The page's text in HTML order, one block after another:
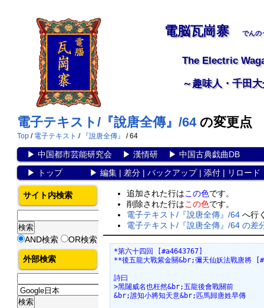
電脳瓦崗寨 でんの
The Electric
～趣味人・千田
電子テキスト/『說唐全傳』/64の変更点
Top / 電子テキスト / 『說唐全傳』 / 64
▶ 中国都市芸能研究会▶ 漢情研▶ 中国古典戯曲DB
▶
トップ▶ 編集| 差分| バックアップ| 添付| リロード
追加された行はこの色です。
削除された行はこの色です。
電子テキスト/『說唐全傳』/64へ行
電子テキスト/『說唐全傳』/64 の差
*第六十四回 [#a4643767]
**後五龍大戰紫金關&br;彌天仙妖法戰唐將
詩曰
>黑闥威名也枉然&br;五龍後會戰關前
&br;誰知小將知天意&br;匹馬歸唐姓早傳
サイト内検索
AND検索 OR検索
外部検索